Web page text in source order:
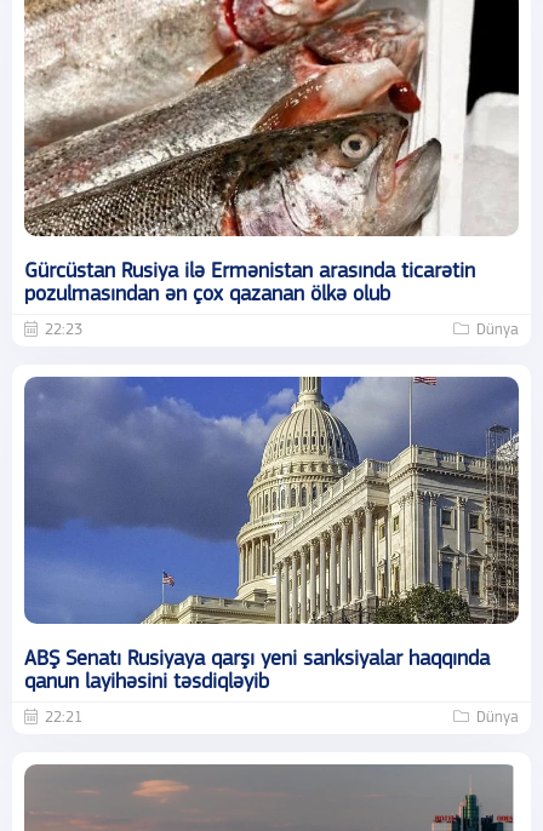
Gürcüstan Rusiya ilə Ermənistan arasında ticarətin
pozulmasından ən çox qazanan ölkə olub
22:23 Dünya
ABŞ Senatı Rusiyaya qarşı yeni sanksiyalar haqqında
qanun layihəsini təsdiqləyib
22:21 Dünya